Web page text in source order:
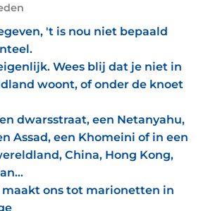
't is nou niet bepaald
Wees blij dat je niet in
woont, of onder de knoet
dwarsstraat, een Netanyahu,
Assad, een Khomeini of in een
China, Hong Kong,
maakt ons tot marionetten in